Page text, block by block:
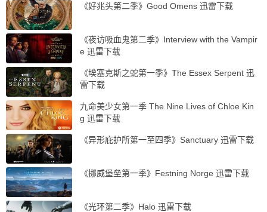
《好兆头第二季》Good Omens 迅雷下载
《夜访吸血鬼第二季》Interview with the Vampir
e 迅雷下载
《埃塞克斯之蛇第一季》The Essex Serpent 迅
雷下载
九命美少女第一季 The Nine Lives of Chloe Kin
g 迅雷下载
《异形庇护所第一至四季》Sanctuary 迅雷下载
《挪威堡垒第一季》Festning Norge 迅雷下载
《光环第二季》Halo 迅雷下载